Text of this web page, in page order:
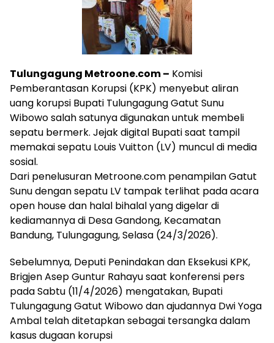
Tulungagung Metroone.com – Komisi
Pemberantasan Korupsi (KPK) menyebut aliran
uang korupsi Bupati Tulungagung Gatut Sunu
Wibowo salah satunya digunakan untuk membeli
sepatu bermerk. Jejak digital Bupati saat tampil
memakai sepatu Louis Vuitton (LV) muncul di media
sosial.
Dari penelusuran Metroone.com penampilan Gatut
Sunu dengan sepatu LV tampak terlihat pada acara
open house dan halal bihalal yang digelar di
kediamannya di Desa Gandong, Kecamatan
Bandung, Tulungagung, Selasa (24/3/2026).
Sebelumnya, Deputi Penindakan dan Eksekusi KPK,
Brigjen Asep Guntur Rahayu saat konferensi pers
pada Sabtu (11/4/2026) mengatakan, Bupati
Tulungagung Gatut Wibowo dan ajudannya Dwi Yoga
Ambal telah ditetapkan sebagai tersangka dalam
kasus dugaan korupsi